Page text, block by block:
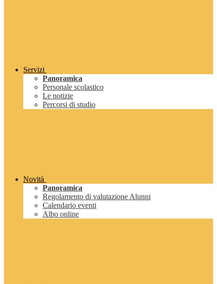
Servizi
Panoramica
Personale scolastico
Le notizie
Percorsi di studio
Novità
Panoramica
Regolamento di valutazione Alunni
Calendario eventi
Albo online